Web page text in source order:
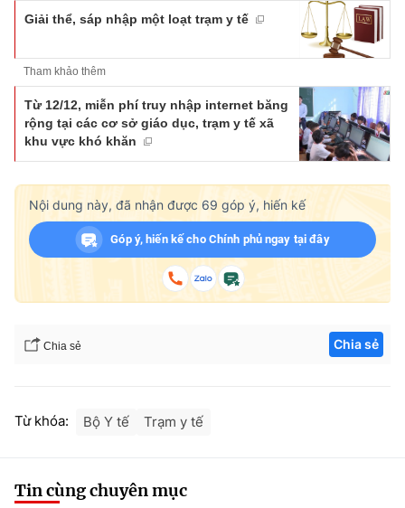
Giải thể, sáp nhập một loạt trạm y tế
Tham khảo thêm
Từ 12/12, miễn phí truy nhập internet băng
rộng tại các cơ sở giáo dục, trạm y tế xã
khu vực khó khăn
Nội dung này, đã nhận được 69 góp ý, hiến kế
Góp ý, hiến kế cho Chính phủ ngay tại đây
Chia sẻ Chia sẻ
Từ khóa: Bộ Y tế Trạm y tế
Tin cùng chuyên mục